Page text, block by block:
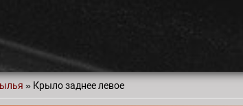
» Крыло заднее левое